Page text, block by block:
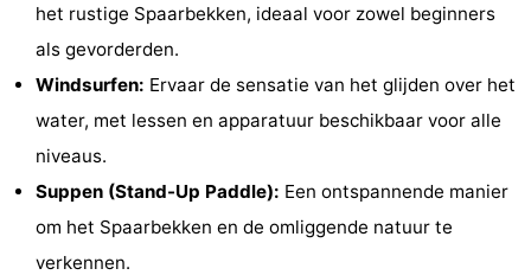
minutes
Strand
Zien
doen
Bezienswaardigheden
-
Musea
het rustige Spaarbekken, ideaal voor zowel beginners
als gevorderden.
Windsurfen: Ervaar de sensatie van het glijden over het
water, met lessen en apparatuur beschikbaar voor alle
niveaus.
Suppen (Stand-Up Paddle): Een ontspannende manier
om het Spaarbekken en de omliggende natuur te
verkennen.